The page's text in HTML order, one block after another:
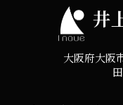
井
大阪府大阪